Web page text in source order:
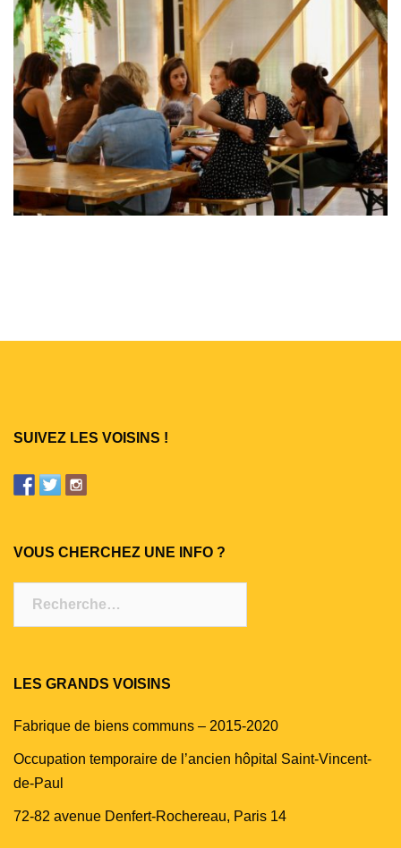
SUIVEZ LES VOISINS !
VOUS CHERCHEZ UNE INFO ?
LES GRANDS VOISINS
Fabrique de biens communs – 2015-2020
Occupation temporaire de l’ancien hôpital Saint-Vincent-
de-Paul
72-82 avenue Denfert-Rochereau, Paris 14